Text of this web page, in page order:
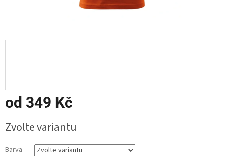
od 349 Kč
cena:
Zvolte variantu
Barva